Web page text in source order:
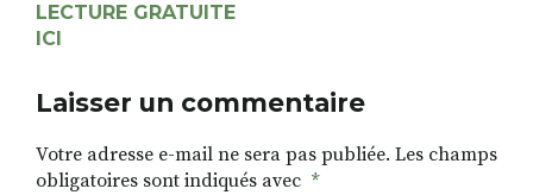
LECTURE GRATUITE
ICI
Laisser un commentaire
Votre adresse e-mail ne sera pas publiée. Les champs
obligatoires sont indiqués avec *